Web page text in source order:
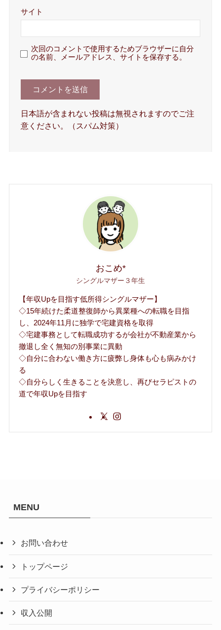
サイト
次回のコメントで使用するためブラウザーに自分
の名前、メールアドレス、サイトを保存する。
日本語が含まれない投稿は無視されますのでご注
意ください。（スパム対策）
おこめ*
シングルマザー３年生
【年収Upを目指す低所得シングルマザー】
◇15年続けた柔道整復師から異業種への転職を目指
し、2024年11月に独学で宅建資格を取得
◇宅建事務として転職成功するが会社が不動産業から
撤退し全く無知の別事業に異動
◇自分に合わない働き方に疲弊し身体も心も病みかけ
る
◇自分らしく生きることを決意し、再びセラピストの
道で年収Upを目指す
MENU
お問い合わせ
トップページ
プライバシーポリシー
収入公開